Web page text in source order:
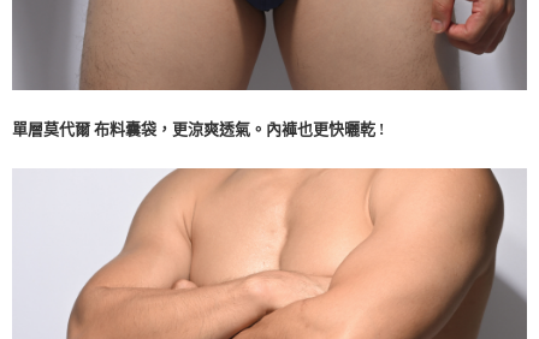
單層莫代爾 布料囊袋，更涼爽透氣。內褲也更快曬乾 !